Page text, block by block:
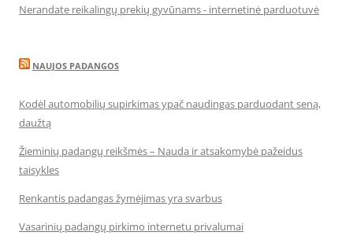
Nerandate reikalingų prekių gyvūnams - internetinė parduotuvė
NAUJOS PADANGOS
Kodėl automobilių supirkimas ypač naudingas parduodant seną,
daužtą
Žieminių padangų reikšmės – Nauda ir atsakomybė pažeidus
taisykles
Renkantis padangas žymėjimas yra svarbus
Vasarinių padangų pirkimo internetu privalumai